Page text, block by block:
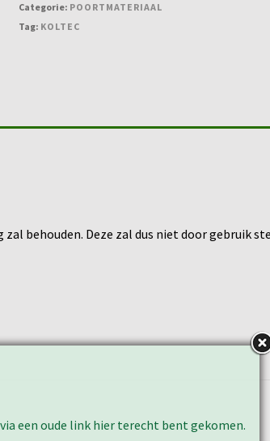
Categorie: POORTMATERIAAL
Tag: KOLTEC
behouden. Deze zal dus niet door gebruik
een oude link hier terecht bent gekomen.